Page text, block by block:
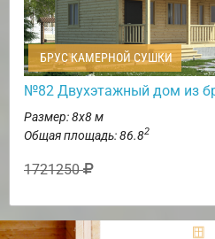
БРУС КАМЕРНОЙ СУШКИ
№82 Двухэтажный дом из
Размер: 8х8 м
Общая площадь: 86.82
1721250